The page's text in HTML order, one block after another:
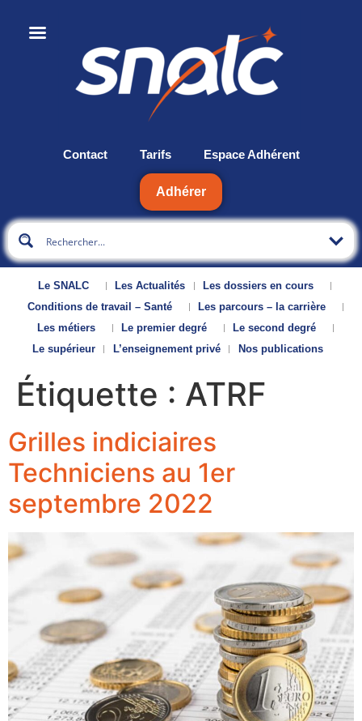
Contact Tarifs Espace Adhérent
Adhérer
Le SNALC Les Actualités
Les dossiers en cours
Conditions de travail – Santé
Les parcours – la carrière
Les métiers
Le premier degré
Le second degré
Le supérieur
L’enseignement privé Nos publications
Étiquette : ATRF
Grilles indiciaires
Techniciens au 1er
septembre 2022